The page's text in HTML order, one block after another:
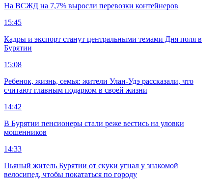
На ВСЖД на 7,7% выросли перевозки контейнеров
15:45
Кадры и экспорт станут центральными темами Дня поля в
Бурятии
15:08
Ребенок, жизнь, семья: жители Улан-Удэ рассказали, что
считают главным подарком в своей жизни
14:42
В Бурятии пенсионеры стали реже вестись на уловки
мошенников
14:33
Пьяный житель Бурятии от скуки угнал у знакомой
велосипед, чтобы покататься по городу